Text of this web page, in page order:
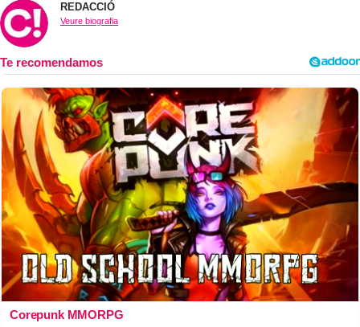
REDACCIÓ
Veure biografia
Corepunk MMORPG